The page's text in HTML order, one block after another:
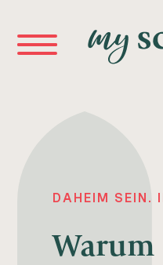
DAHEIM SEIN.
Warum